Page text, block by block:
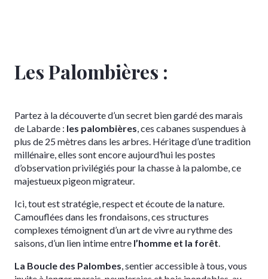
Les Palombières :
Partez à la découverte d’un secret bien gardé des marais
de Labarde : les palombières, ces cabanes suspendues à
plus de 25 mètres dans les arbres. Héritage d’une tradition
millénaire, elles sont encore aujourd’hui les postes
d’observation privilégiés pour la chasse à la palombe, ce
majestueux pigeon migrateur.
Ici, tout est stratégie, respect et écoute de la nature.
Camouflées dans les frondaisons, ces structures
complexes témoignent d’un art de vivre au rythme des
saisons, d’un lien intime entre l’homme et la forêt.
La Boucle des Palombes, sentier accessible à tous, vous